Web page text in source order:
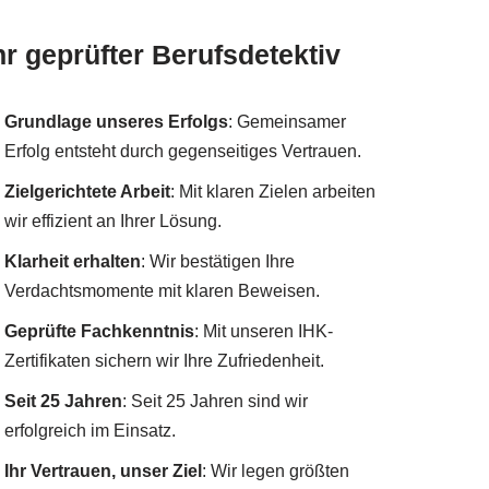
geprüfter Berufsdetektiv
Grundlage unseres Erfolgs: Gemeinsamer
Erfolg entsteht durch gegenseitiges Vertrauen.
Zielgerichtete Arbeit: Mit klaren Zielen arbeiten
wir effizient an Ihrer Lösung.
Klarheit erhalten: Wir bestätigen Ihre
Verdachtsmomente mit klaren Beweisen.
Geprüfte Fachkenntnis: Mit unseren IHK-
Zertifikaten sichern wir Ihre Zufriedenheit.
Seit 25 Jahren: Seit 25 Jahren sind wir
erfolgreich im Einsatz.
Ihr Vertrauen, unser Ziel : Wir legen größten